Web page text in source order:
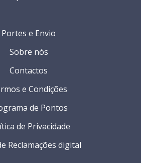
Portes e Envio
Sobre nós
Contactos
e Condições
de Pontos
de Privacidade
Reclamações digital